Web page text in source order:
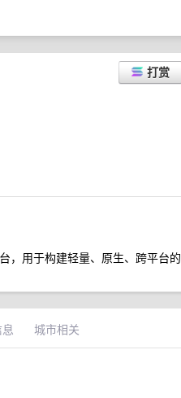
打赏
，用于构建轻量、原生、跨平台的
城市相关